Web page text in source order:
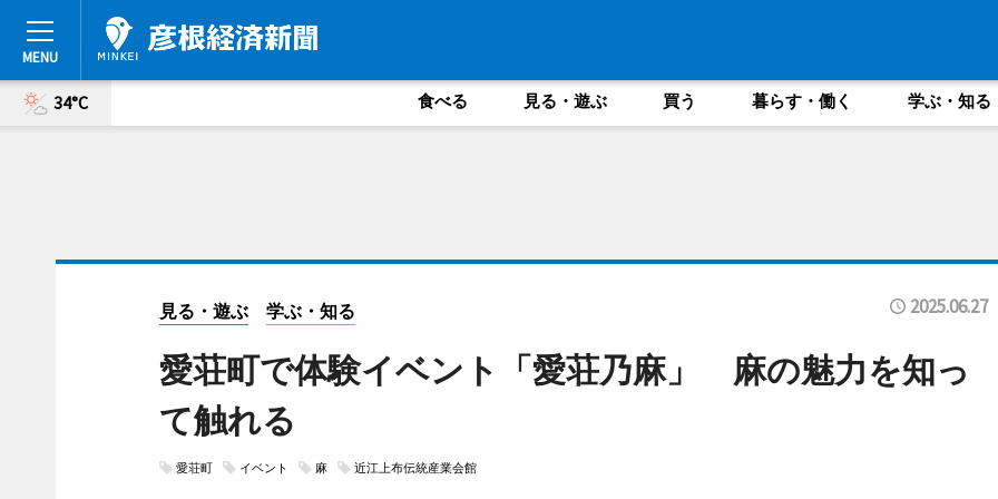
34°C 食べる 見る・遊ぶ 買う 暮らす・働く 学ぶ・知る
見る・遊ぶ 学ぶ・知る 2025.06.27
愛荘町で体験イベント「愛荘乃麻」 麻の魅力を知っ
て触れる
愛荘町 イベント 麻 近江上布伝統産業会館